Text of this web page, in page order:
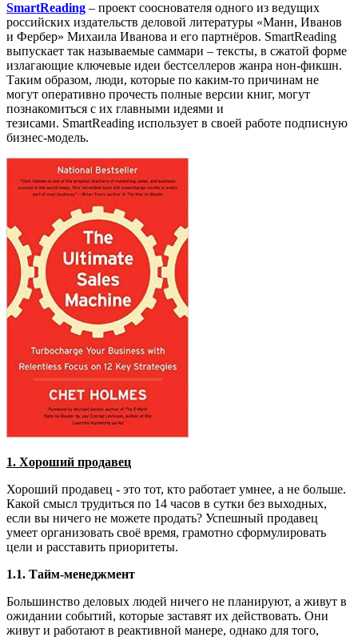
SmartReading – проект сооснователя одного из ведущих
российских издательств деловой литературы «Манн, Иванов
и Фербер» Михаила Иванова и его партнёров. SmartReading
выпускает так называемые саммари – тексты, в сжатой форме
излагающие ключевые идеи бестселлеров жанра нон-фикшн.
Таким образом, люди, которые по каким-то причинам не
могут оперативно прочесть полные версии книг, могут
познакомиться с их главными идеями и
тезисами. SmartReading использует в своей работе подписную
бизнес-модель.
1. Хороший продавец
Хороший продавец - это тот, кто работает умнее, а не больше.
Какой смысл трудиться по 14 часов в сутки без выходных,
если вы ничего не можете продать? Успешный продавец
умеет организовать своё время, грамотно сформулировать
цели и расставить приоритеты.
1.1. Тайм-менеджмент
Большинство деловых людей ничего не планируют, а живут в
ожидании событий, которые заставят их действовать. Они
живут и работают в реактивной манере, однако для того,